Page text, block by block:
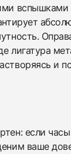
вспышками
лигатура
и
если
ваше
Отправить